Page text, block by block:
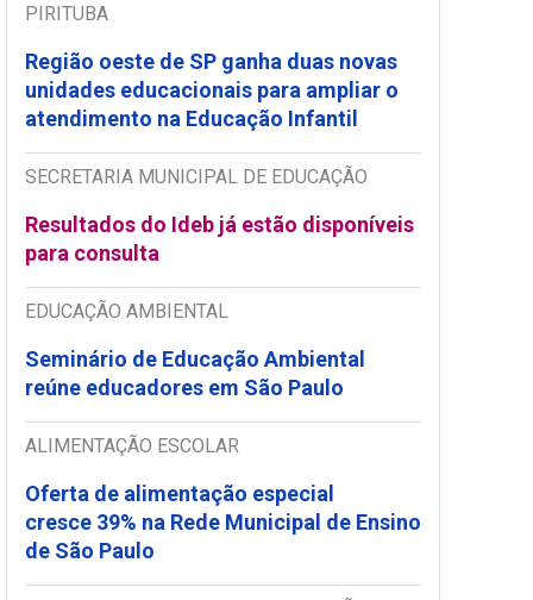
PIRITUBA
Região oeste de SP ganha duas novas
unidades educacionais para ampliar o
atendimento na Educação Infantil
SECRETARIA MUNICIPAL DE EDUCAÇÃO
Resultados do Ideb já estão disponíveis
para consulta
EDUCAÇÃO AMBIENTAL
Seminário de Educação Ambiental
reúne educadores em São Paulo
ALIMENTAÇÃO ESCOLAR
Oferta de alimentação especial
cresce 39% na Rede Municipal de Ensino
de São Paulo